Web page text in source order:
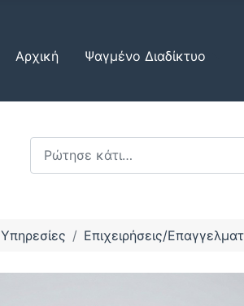
Αρχική Ψαγμένο Διαδίκτυο
Αναζήτηση...
Υπηρεσίες Επιχειρήσεις/